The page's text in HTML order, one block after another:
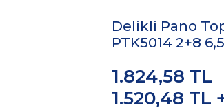
Delikli Pano
PTK5014 2+8
1.520,48 TL
1.824,58 TL